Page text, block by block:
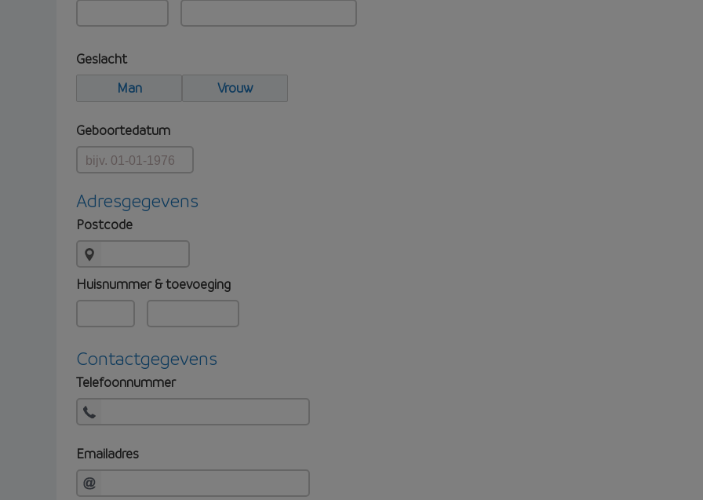
Geslacht
Man
Vrouw
Geboortedatum
Adresgegevens
Postcode
Huisnummer & toevoeging
Contactgegevens
Telefoonnummer
Emailadres